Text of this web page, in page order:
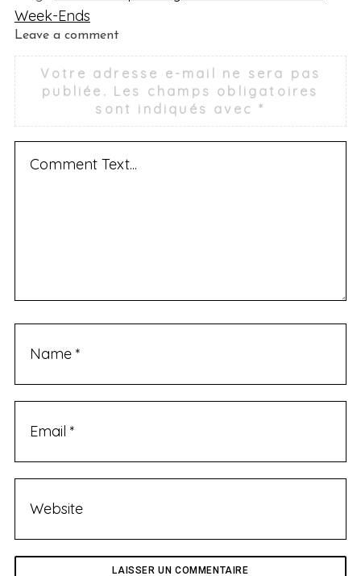
Week-Ends
L
e
a
v
e
Leave a comment
Votre adresse e-mail ne sera pas
publiée. Les champs obligatoires
sont indiqués avec*